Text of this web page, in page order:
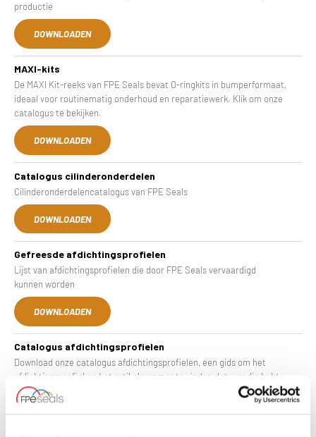
productie
DOWNLOADEN
MAXI-kits
De MAXI Kit-reeks van FPE Seals bevat O-ringkits in bumperformaat,
ideaal voor routinematig onderhoud en reparatiewerk. Klik om onze
catalogus te bekijken.
DOWNLOADEN
Catalogus cilinderonderdelen
Cilinderonderdelencatalogus van FPE Seals
DOWNLOADEN
Gefreesde afdichtingsprofielen
Lijst van afdichtingsprofielen die door FPE Seals vervaardigd
kunnen worden
DOWNLOADEN
Catalogus afdichtingsprofielen
Download onze catalogus afdichtingsprofielen, een gids om het
afdichtingsprofiel en het artikelnummer te vinden dat u nodig hebt.
DOWNLOADEN